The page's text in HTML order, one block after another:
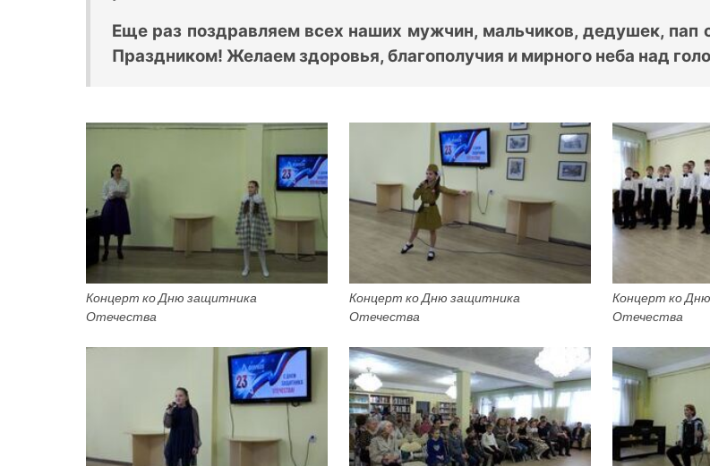
Еще раз поздравляем всех наших мужчин, мальчиков, дедушек, пап
Праздником! Желаем здоровья, благополучия и мирного неба над
Концерт ко Дню защитника
Отечества
Концерт ко Дню защитника
Отечества
Концерт ко
Отечества